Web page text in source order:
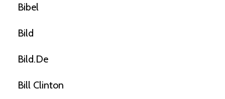
Bibel
Bild
Bild.de
Bill Clinton